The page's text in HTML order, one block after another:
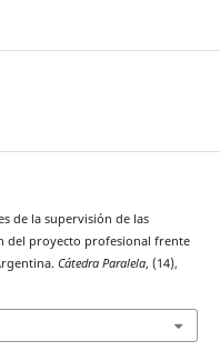
de la supervisión de las
del proyecto profesional frente
Cátedra Paralela, (14),